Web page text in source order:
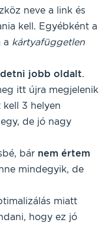
neve a link és
kell. Egyébként a
a kártyafüggetlen
jobb oldalt.
itt újra megjelenik
3 helyen
de jó nagy
bár nem értem
mindegyik, de
miatt
hogy ez jó